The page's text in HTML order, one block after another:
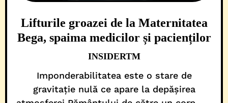
Lifturile groazei de la Maternitatea
Bega, spaima medicilor și pacienților
INSIDERTM
Imponderabilitatea este o stare de
gravitație nulă ce apare la depășirea